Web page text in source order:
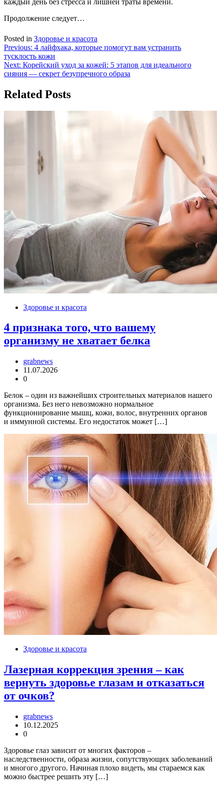
Продолжение следует…
Posted in Здоровье и красота
Навигация
по
записям
Previous: 4 лайфхака, которые помогут вам устранить
тусклость кожи
Next: Корейский уход за кожей: 5 этапов для идеального
сияния — секрет безупречного образа
Related Posts
Здоровье и красота
4 признака того, что вашему
организму не хватает белка
grabnews
11.07.2026
0
Белок – один из важнейших строительных материалов нашего
организма. Без него невозможно нормальное
функционирование мышц, кожи, волос, внутренних органов
и иммунной системы. Его недостаток может […]
Здоровье и красота
Лазерная коррекция зрения – как
вернуть здоровье глазам и отказаться
от очков?
grabnews
10.12.2025
0
Здоровье глаз зависит от многих факторов –
наследственности, образа жизни, сопутствующих заболеваний
и многого другого. Начиная плохо видеть, мы стараемся как
можно быстрее решить эту […]